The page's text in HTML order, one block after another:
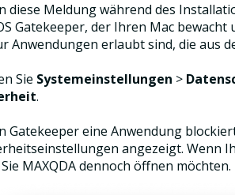
diese Meldung während des
Gatekeeper, der Ihren Mac
Anwendungen erlaubt sind, die aus
Sie Systemeinstellungen >
.
Gatekeeper eine Anwendung
angezeigt. Wenn
MAXQDA dennoch öffnen möchten.